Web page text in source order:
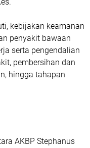
kebijakan keamanan
penyakit bawaan
serta pengendalian
pembersihan dan
hingga tahapan
AKBP Stephanus